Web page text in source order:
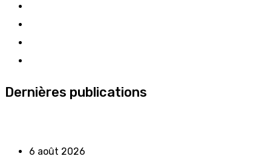
Dernières publications
6 août 2026